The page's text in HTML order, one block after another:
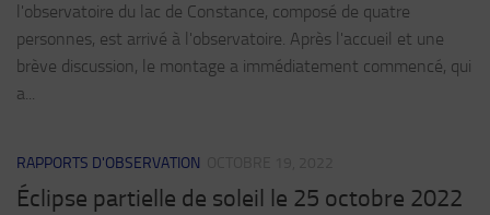
l'observatoire du lac de Constance, composé de quatre
personnes, est arrivé à l'observatoire. Après l'accueil et une
brève discussion, le montage a immédiatement commencé, qui
a...
RAPPORTS D'OBSERVATION
Éclipse partielle de soleil le 25 octobre 2022